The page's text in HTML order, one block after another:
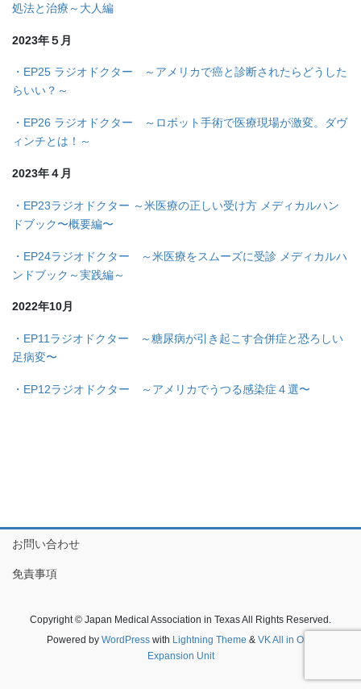
処法と治療～大人編
2023年５月
・EP25 ラジオドクター ～アメリカで癌と診断されたらどうした
らいい？～
・EP26 ラジオドクター ～ロボット手術で医療現場が激変。ダヴ
ィンチとは！～
2023年４月
・EP23ラジオドクター ～米医療の正しい受け方 メディカルハン
ドブック〜概要編〜
・EP24ラジオドクター ～米医療をスムーズに受診 メディカルハ
ンドブック～実践編～
2022年10月
・EP11ラジオドクター ～糖尿病が引き起こす合併症と恐ろしい
足病変〜
・EP12ラジオドクター ～アメリカでうつる感染症４選〜
お問い合わせ
免責事項
Copyright © Japan Medical Association in Texas All Rights Reserved.
Powered by WordPresswith Lightning Theme & VK All in One
Expansion Unit